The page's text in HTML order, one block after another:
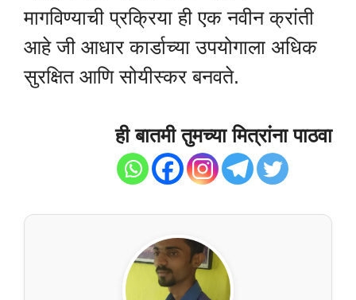
मागविण्याची प्रक्रिया ही एक नवीन क्रांती
आहे जी आधार कार्डाच्या उपयोगाला अधिक
सुरक्षित आणि सोयीस्कर बनवते.
ही बातमी तुमच्या मित्रांना पाठवा